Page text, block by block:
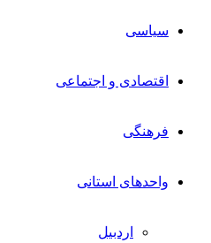
سیاسی
اقتصادی و اجتماعی
فرهنگی
واحدهای استانی
اردبیل